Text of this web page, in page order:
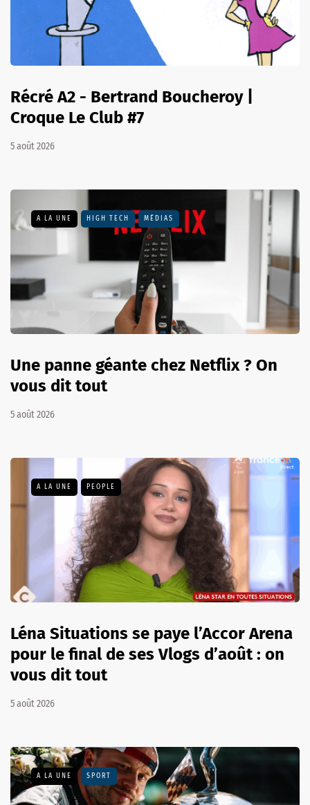
Récré A2 - Bertrand Boucheroy |
Croque Le Club #7
5 août 2026
A LA UNE HIGH TECH MÉDIAS
Une panne géante chez Netflix ? On
vous dit tout
5 août 2026
A LA UNE PEOPLE
Léna Situations se paye l’Accor Arena
pour le final de ses Vlogs d’août : on
vous dit tout
5 août 2026
A LA UNE SPORT